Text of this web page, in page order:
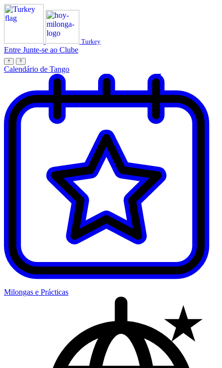
Turkey
Entre Junte-se ao Clube
Calendário de Tango
Milongas e Prácticas